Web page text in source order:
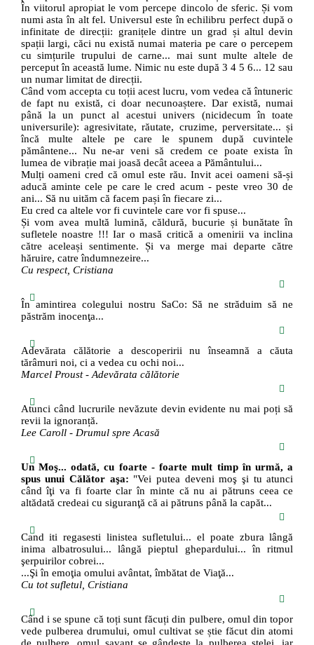
În viitorul apropiat le vom percepe dincolo de sferic. Și vom
numi asta în alt fel. Universul este în echilibru perfect după o
infinitate de direcții: granițele dintre un grad și altul devin
spații largi, căci nu există numai materia pe care o percepem
cu simțurile trupului de carne... mai sunt multe altele de
perceput în această lume. Nimic nu este după 3 4 5 6... 12 sau
un numar limitat de direcții.
Când vom accepta cu toții acest lucru, vom vedea că întuneric
de fapt nu există, ci doar necunoaștere. Dar există, numai
până la un punct al acestui univers (nicidecum în toate
universurile): agresivitate, răutate, cruzime, perversitate... și
încă multe altele pe care le spunem după cuvintele
pământene... Nu ne-ar veni să credem ce poate exista în
lumea de vibrație mai joasă decât aceea a Pământului...
Mulți oameni cred că omul este rău. Invit acei oameni să-și
aducă aminte cele pe care le cred acum - peste vreo 30 de
ani... Să nu uităm că facem pași în fiecare zi...
Eu cred ca altele vor fi cuvintele care vor fi spuse...
Și vom avea multă lumină, căldură, bucurie și bunătate în
sufletele noastre !!! Iar o masă critică a omenirii va inclina
către aceleași sentimente. Și va merge mai departe către
hăruire, catre îndumnezeire...
Cu respect, Cristiana
În amintirea colegului nostru SaCo: Să ne străduim să ne
păstrăm inocenţa...
Adevărata călătorie a descoperirii nu înseamnă a căuta
tărâmuri noi, ci a vedea cu ochi noi...
Marcel Proust - Adevărata călătorie
Atunci când lucrurile nevăzute devin evidente nu mai poți să
revii la ignoranță.
Lee Caroll - Drumul spre Acasă
Un Moş... odată, cu foarte - foarte mult timp în urmă, a
spus unui Călător aşa: "Vei putea deveni moş şi tu atunci
când îţi va fi foarte clar în minte că nu ai pătruns ceea ce
altădată credeai cu siguranţă că ai pătruns până la capăt...
Cand iti regasesti linistea sufletului... el poate zbura lângă
inima albatrosului... lângă pieptul ghepardului... în ritmul
şerpuirilor cobrei...
...Şi în emoţia omului avântat, îmbătat de Viaţă...
Cu tot sufletul, Cristiana
Când i se spune că toți sunt făcuți din pulbere, omul din topor
vede pulberea drumului, omul cultivat se știe făcut din atomi